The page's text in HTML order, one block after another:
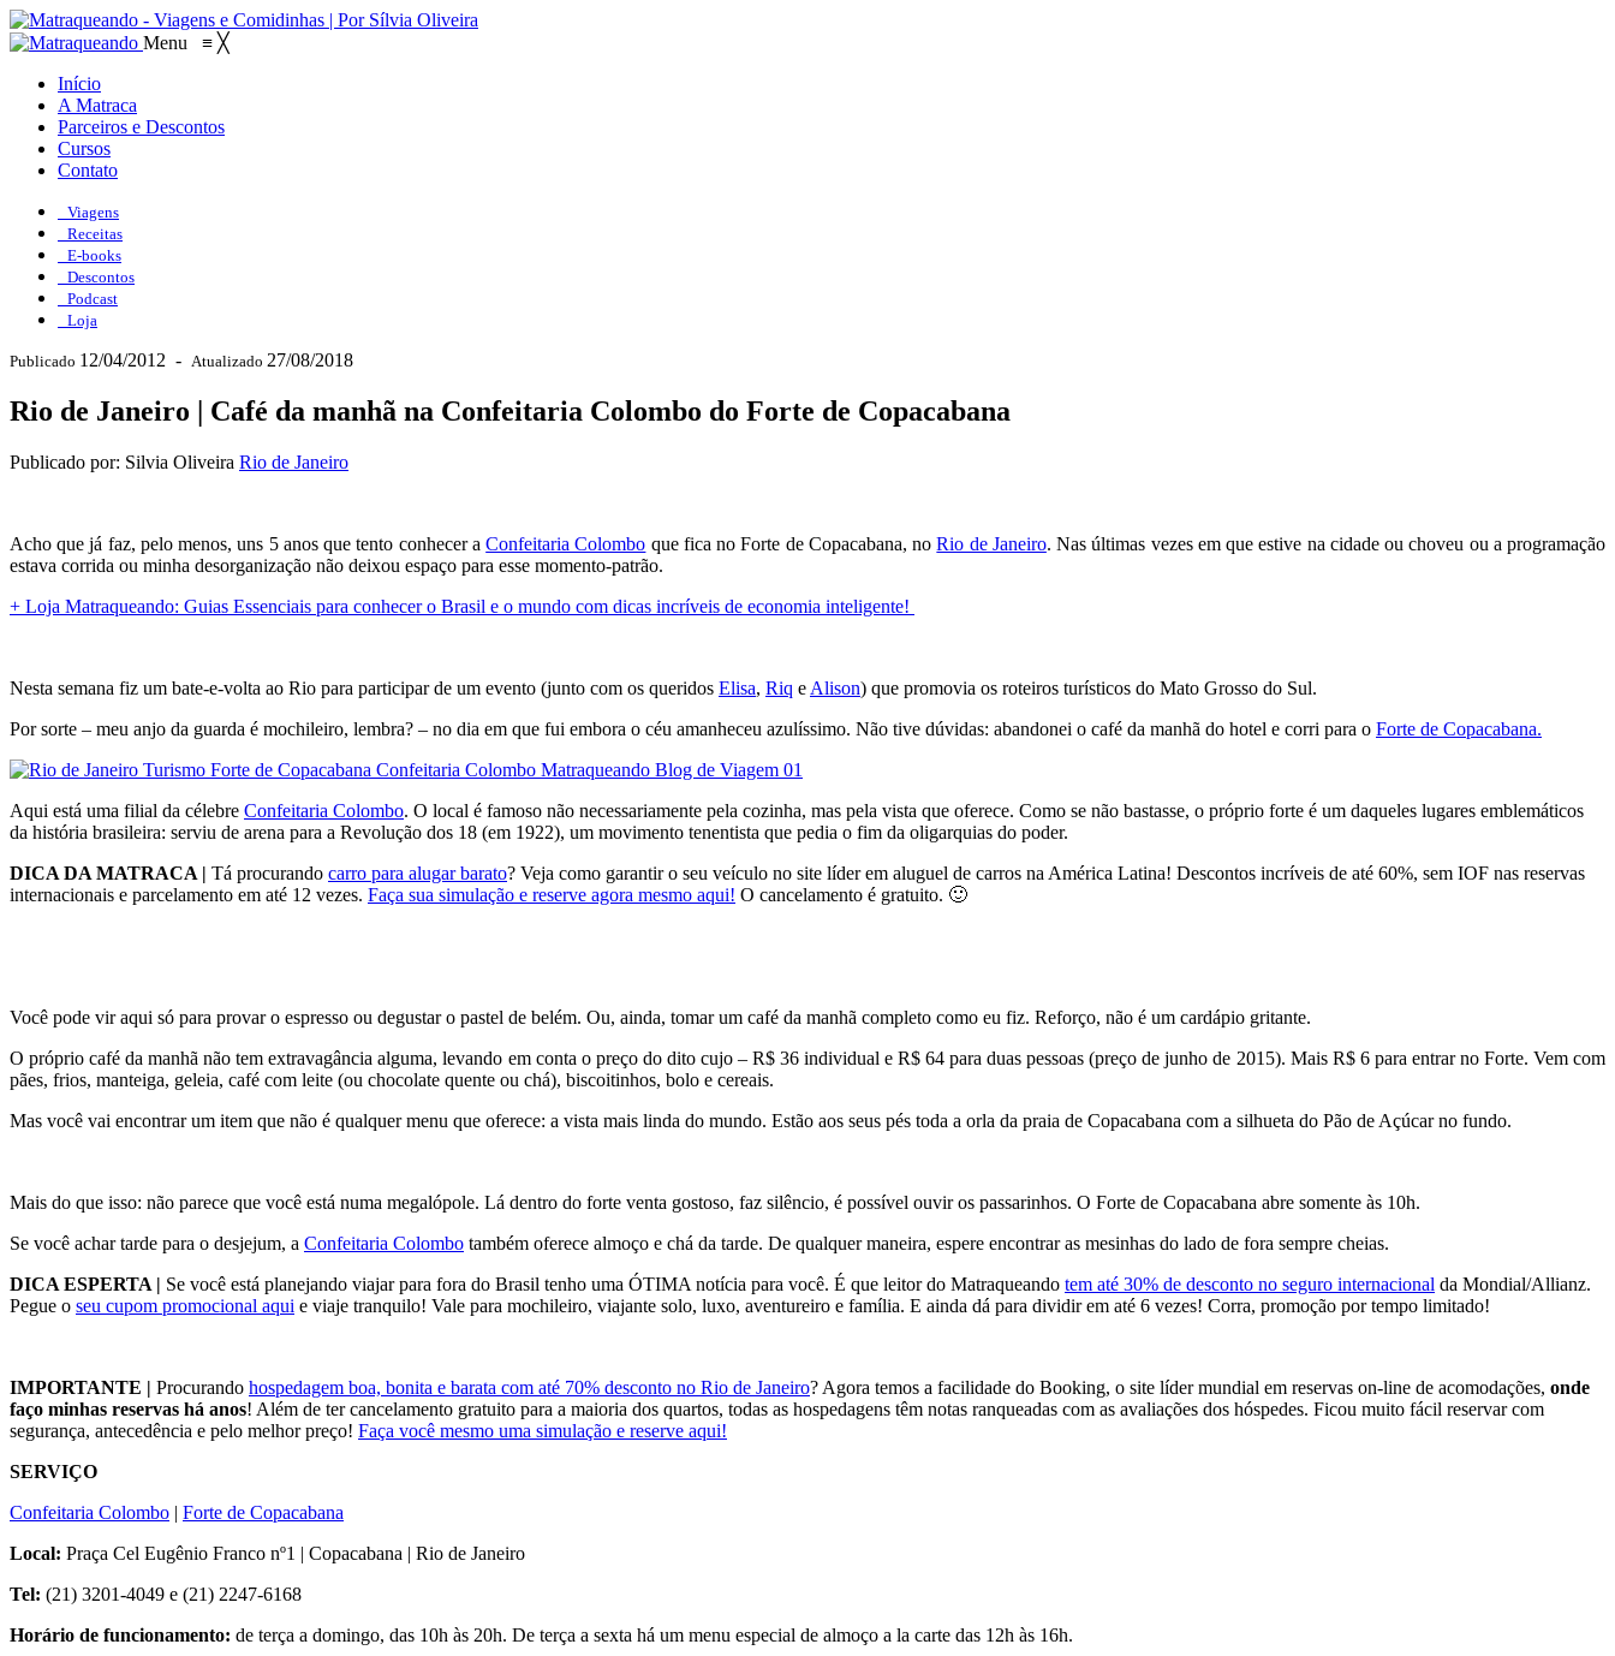
Menu ≡ ╳
Início
A Matraca
Parceiros e Descontos
Cursos
Contato
Viagens
Receitas
E-books
Descontos
Podcast
Loja
Publicado 12/04/2012 - Atualizado 27/08/2018
Rio de Janeiro | Café da manhã na Confeitaria Colombo do Forte de Copacabana
Publicado por: Silvia Oliveira Rio de Janeiro
Acho que já faz, pelo menos, uns 5 anos que tento conhecer aConfeitaria Colombo que fica no Forte de Copacabana, noRio de Janeiro. Nas últimas vezes em que estive na cidade ou choveu ou a programação
estava corrida ou minha desorganização não deixou espaço para esse momento-patrão.
+ Loja Matraqueando: Guias Essenciais para conhecer o Brasil e o mundo com dicas incríveis de economia inteligente!
Nesta semana fiz um bate-e-volta ao Rio para participar de um evento (junto com os queridos Elisa, Riq e Alison) que promovia os roteiros turísticos do Mato Grosso do Sul.
Por sorte – meu anjo da guarda é mochileiro, lembra? – no dia em que fui embora o céu amanheceu azulíssimo. Não tive dúvidas: abandonei o café da manhã do hotel e corri para o Forte de Copacabana.
Aqui está uma filial da célebre Confeitaria Colombo. O local é famoso não necessariamente pela cozinha, mas pela vista que oferece. Como se não bastasse, o próprio forte é um daqueles lugares emblemáticos
da história brasileira: serviu de arena para a Revolução dos 18 (em 1922), um movimento tenentista que pedia o fim da oligarquias do poder.
DICA DA MATRACA | Tá procurando carro para alugar barato? Veja como garantir o seu veículo no site líder em aluguel de carros na América Latina! Descontos incríveis de até 60%, sem IOF nas reservas
internacionais e parcelamento em até 12 vezes. Faça sua simulação e reserve agora mesmo aqui! O cancelamento é gratuito. 🙂
Você pode vir aqui só para provar o espresso ou degustar o pastel de belém. Ou, ainda, tomar um café da manhã completo como eu fiz. Reforço, não é um cardápio gritante.
O próprio café da manhã não tem extravagância alguma, levando em conta o preço do dito cujo – R$ 36 individual e R$ 64 para duas pessoas (preço de junho de 2015). Mais R$ 6 para entrar no Forte. Vem com
pães, frios, manteiga, geleia, café com leite (ou chocolate quente ou chá), biscoitinhos, bolo e cereais.
Mas você vai encontrar um item que não é qualquer menu que oferece: a vista mais linda do mundo. Estão aos seus pés toda a orla da praia de Copacabana com a silhueta do Pão de Açúcar no fundo.
Mais do que isso: não parece que você está numa megalópole. Lá dentro do forte venta gostoso, faz silêncio, é possível ouvir os passarinhos. O Forte de Copacabana abre somente às 10h.
Se você achar tarde para o desjejum, a Confeitaria Colombo também oferece almoço e chá da tarde. De qualquer maneira, espere encontrar as mesinhas do lado de fora sempre cheias.
DICA ESPERTA | Se você está planejando viajar para fora do Brasil tenho uma ÓTIMA notícia para você. É que leitor do Matraqueando tem até 30% de desconto no seguro internacional da Mondial/Allianz.
Pegue o seu cupom promocional aqui e viaje tranquilo! Vale para mochileiro, viajante solo, luxo, aventureiro e família. E ainda dá para dividir em até 6 vezes! Corra, promoção por tempo limitado!
IMPORTANTE | Procurando hospedagem boa, bonita e barata com até 70% desconto no Rio de Janeiro? Agora temos a facilidade do Booking, o site líder mundial em reservas on-line de acomodações, onde
faço minhas reservas há anos! Além de ter cancelamento gratuito para a maioria dos quartos, todas as hospedagens têm notas ranqueadas com as avaliações dos hóspedes. Ficou muito fácil reservar com
segurança, antecedência e pelo melhor preço! Faça você mesmo uma simulação e reserve aqui!
SERVIÇO
Confeitaria Colombo | Forte de Copacabana
Local: Praça Cel Eugênio Franco nº1 | Copacabana | Rio de Janeiro
Tel: (21) 3201-4049 e (21) 2247-6168
Horário de funcionamento: de terça a domingo, das 10h às 20h. De terça a sexta há um menu especial de almoço a la carte das 12h às 16h.